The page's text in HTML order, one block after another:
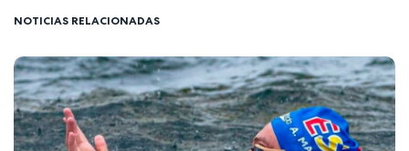
NOTICIAS RELACIONADAS